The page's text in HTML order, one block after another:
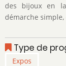
des bijoux en
démarche
Type de
Expos